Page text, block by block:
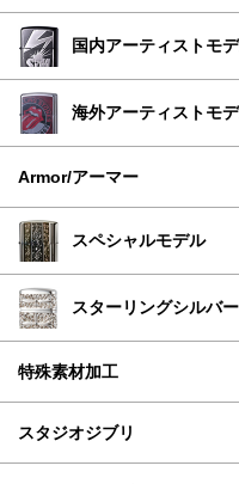
国内アーティストモ
海外アーティストモ
Armor/アーマー
スペシャルモデル
スターリングシルバー
特殊素材加工
スタジオジブリ